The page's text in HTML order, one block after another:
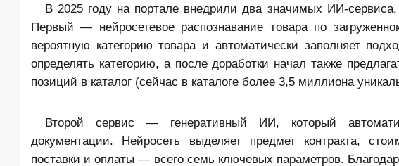
В 2025 году на портале внедрили два значимых ИИ-
Первый — нейросетевое распознавание товара по
вероятную категорию товара и автоматически заполняет
определять категорию, а после доработки начал также
позиций в каталог (сейчас в каталоге более 3,5 миллиона
Второй сервис — генеративный ИИ, который
документации. Нейросеть выделяет предмет контракта,
поставки и оплаты — всего семь ключевых параметров.